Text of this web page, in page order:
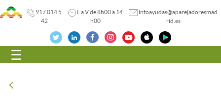
917 014 5
42
L a V de 8h00 a 14
h00
infoayudas@aparejadoresmad
rid.es
Navegación